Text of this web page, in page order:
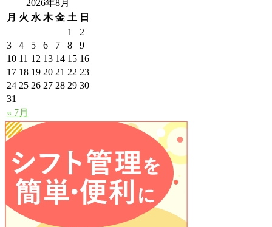
2026年8月
月 火 水 木 金 土 日
« 7月
1
2
3
4 5 6 7 8
9
10 11 12 13 14 15 16
17 18 19 20 21 22 23
24 25 26 27 28 29 30
31